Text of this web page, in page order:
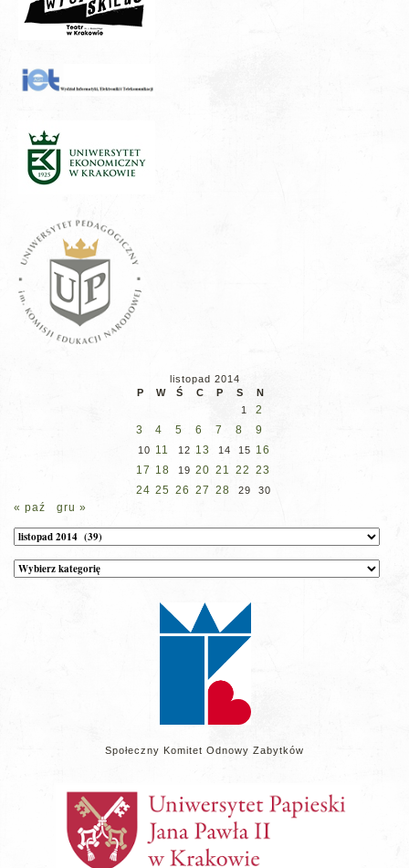
listopad 2014
P
W Ś C P S
N
1
2
3
4 5 6 7 8 9
10 11 12 13 14 15 16
17 18 19 20 21 22 23
24 25 26 27 28 29 30
« paź gru »
Archiwum
Kategorie
wpisów
Społeczny Komitet Odnowy Zabytków